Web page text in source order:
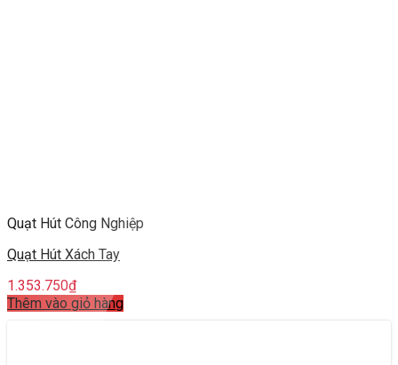
Quạt Hút Công Nghiệp
Quạt Hút Xách Tay
1.353.750₫
Thêm vào giỏ hàng